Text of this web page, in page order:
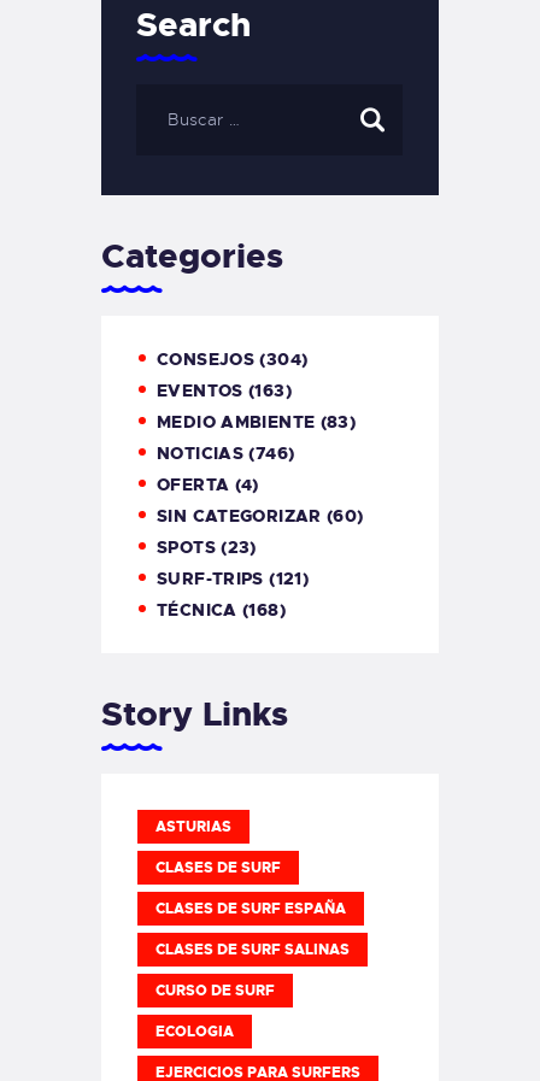
Search
Categories
CONSEJOS (304)
EVENTOS (163)
MEDIO AMBIENTE (83)
NOTICIAS (746)
OFERTA (4)
SIN CATEGORIZAR (60)
SPOTS(23)
SURF-TRIPS (121)
TÉCNICA (168)
Story Links
ASTURIAS
CLASES DE SURF
CLASES DE SURF ESPAÑA
CLASES DE SURF SALINAS
CURSO DE SURF
ECOLOGIA
EJERCICIOS PARA SURFERS